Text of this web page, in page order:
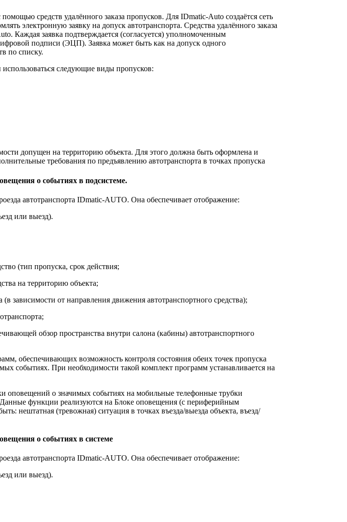
средств удалённого заказа пропусков. Для IDmatic-Auto создаётся сеть
электронную заявку на допуск автотранспорта. Средства удалённого заказа
Каждая заявка подтверждается (согласуется) уполномоченным
подписи (ЭЦП). Заявка может быть как на допуск одного
по списку.
использоваться следующие виды пропусков:
допущен на территорию объекта. Для этого должна быть оформлена и
требования по предъявлению автотранспорта в точках пропуска
о событиях в подсистеме.
автотранспорта IDmatic-AUTO. Она обеспечивает отображение:
или выезд).
(тип пропуска, срок действия;
на территорию объекта;
зависимости от направления движения автотранспортного средства);
обзор пространства внутри салона (кабины) автотранспортного
обеспечивающих возможность контроля состояния обеих точек пропуска
событиях. При необходимости такой комплект программ устанавливается на
оповещений о значимых событиях на мобильные телефонные трубки
функции реализуются на Блоке оповещения (с периферийным
нештатная (тревожная) ситуация в точках въезда/выезда объекта, въезд/
о событиях в системе
автотранспорта IDmatic-AUTO. Она обеспечивает отображение:
или выезд).